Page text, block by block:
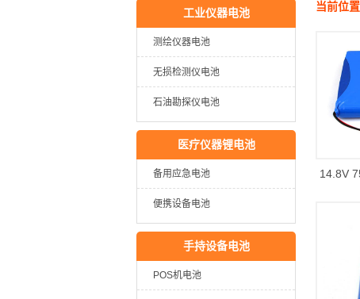
锂电池PACK 电动工具锂电池
当前位置
14.8V
工业仪器电池
测绘仪器电池
无损检测仪电池
石油勘探仪电池
医疗仪器锂电池
备用应急电池
便携设备电池
手持设备电池
POS机电池